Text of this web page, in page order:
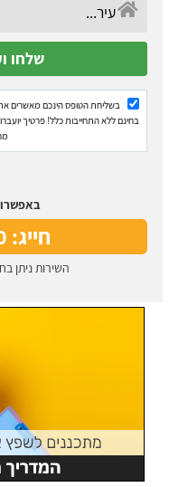
בשליחת הטופס הינכם מאשרים
בחינם ללא התחייבות כלל! פרטיך
חייג: 077-6052900
השירות ניתן